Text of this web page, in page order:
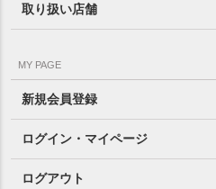
取り扱い店舗
MY PAGE
新規会員登録
ログイン・マイページ
ログアウト